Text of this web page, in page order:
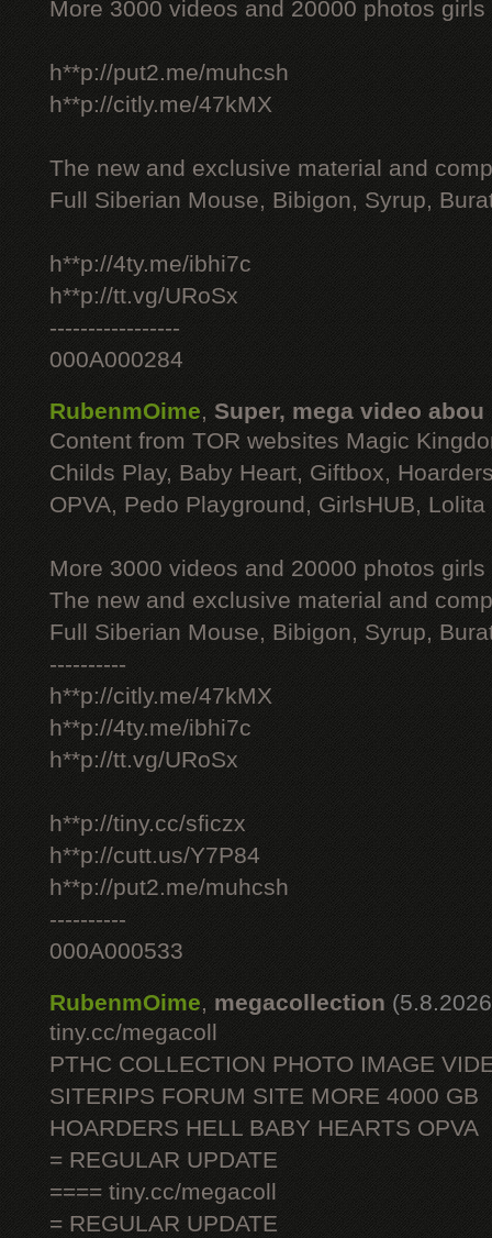
More 3000 videos and 20000 photos
h**p://put2.me/muhcsh
h**p://citly.me/47kMX
The new and exclusive material and
Full Siberian Mouse, Bibigon, Syrup,
h**p://4ty.me/ibhi7c
h**p://tt.vg/URoSx
-----------------
000A000284
RubenmOime, Super, mega video abou
Content from TOR websites Magic
Childs Play, Baby Heart, Giftbox,
OPVA, Pedo Playground, GirlsHUB, Lolita
More 3000 videos and 20000 photos
The new and exclusive material and
Full Siberian Mouse, Bibigon, Syrup,
----------
h**p://citly.me/47kMX
h**p://4ty.me/ibhi7c
h**p://tt.vg/URoSx
h**p://tiny.cc/sficzx
h**p://cutt.us/Y7P84
h**p://put2.me/muhcsh
----------
000A000533
RubenmOime, megacollection
tiny.cc/megacoll
PTHC COLLECTION PHOTO IMAGE
SITERIPS FORUM SITE MORE 4000 GB
HOARDERS HELL BABY HEARTS OPVA
= REGULAR UPDATE
==== tiny.cc/megacoll
= REGULAR UPDATE